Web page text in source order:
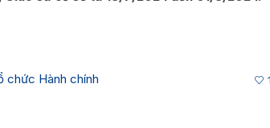
chức Hành chính